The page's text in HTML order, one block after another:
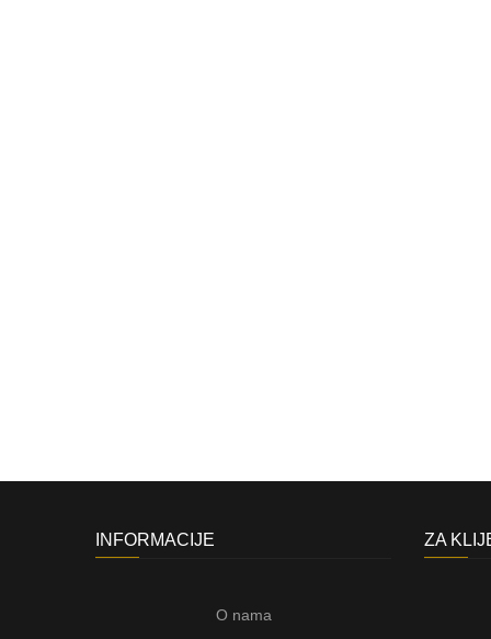
INFORMACIJE
O nama
ZA